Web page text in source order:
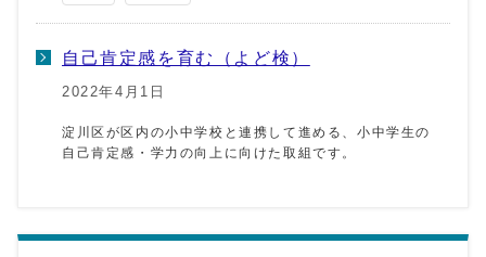
自己肯定感を育む（よど検）
2022年4月1日
淀川区が区内の小中学校と連携して進める、小中学生の
自己肯定感・学力の向上に向けた取組です。